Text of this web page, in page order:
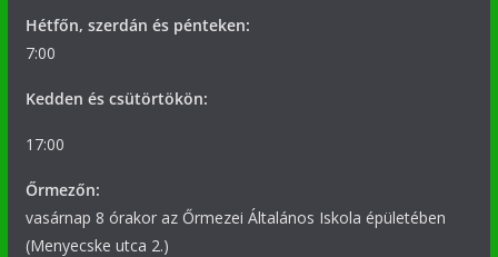
Hétfőn, szerdán és pénteken:
7:00
Kedden és csütörtökön:
17:00
Őrmezőn:
vasárnap 8 órakor az Őrmezei Általános Iskola épületében
(Menyecske utca 2.)